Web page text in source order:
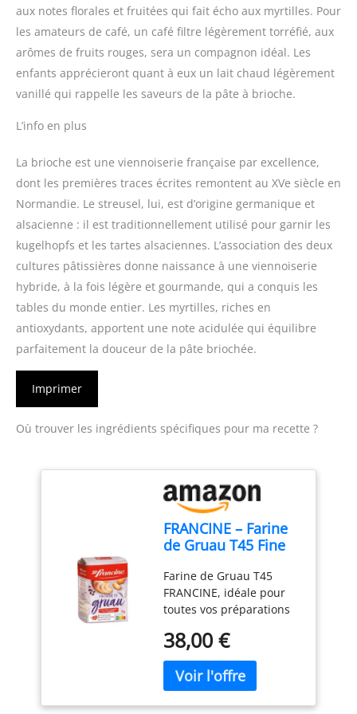
aux notes florales et fruitées qui fait écho aux myrtilles. Pour
les amateurs de café, un café filtre légèrement torréfié, aux
arômes de fruits rouges, sera un compagnon idéal. Les
enfants apprécieront quant à eux un lait chaud légèrement
vanillé qui rappelle les saveurs de la pâte à brioche.
L’info en plus
La brioche est une viennoiserie française par excellence,
dont les premières traces écrites remontent au XVe siècle en
Normandie. Le streusel, lui, est d’origine germanique et
alsacienne : il est traditionnellement utilisé pour garnir les
kugelhopfs et les tartes alsaciennes. L’association des deux
cultures pâtissières donne naissance à une viennoiserie
hybride, à la fois légère et gourmande, qui a conquis les
tables du monde entier. Les myrtilles, riches en
antioxydants, apportent une note acidulée qui équilibre
parfaitement la douceur de la pâte briochée.
Imprimer
Où trouver les ingrédients spécifiques pour ma recette ?
FRANCINE – Farine
de Gruau T45 Fine
pour Vos Pâtisseries
Maison (1 kg) - Le
Lot De 4
Farine de Gruau T45
FRANCINE, idéale pour
toutes vos préparations
légères. Qualité
supérieure pour des
résultats homogènes et
une texture parfaite dans
vos recettes. Farine
38,00 €